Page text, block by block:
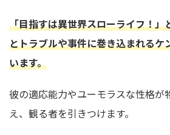
「目指すは異世界スローライフ！」
とトラブルや事件に巻き込まれるケ
います。
彼の適応能力やユーモラスな性格が
え、観る者を引きつけます。